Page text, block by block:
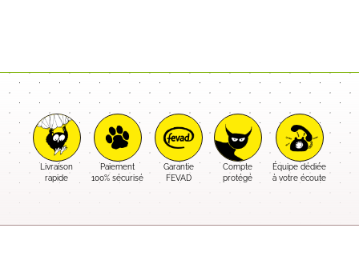
Livraison
rapide
Paiement
100% sécurisé
Garantie
FEVAD
Compte
protégé
Équipe dédiée
à votre écoute